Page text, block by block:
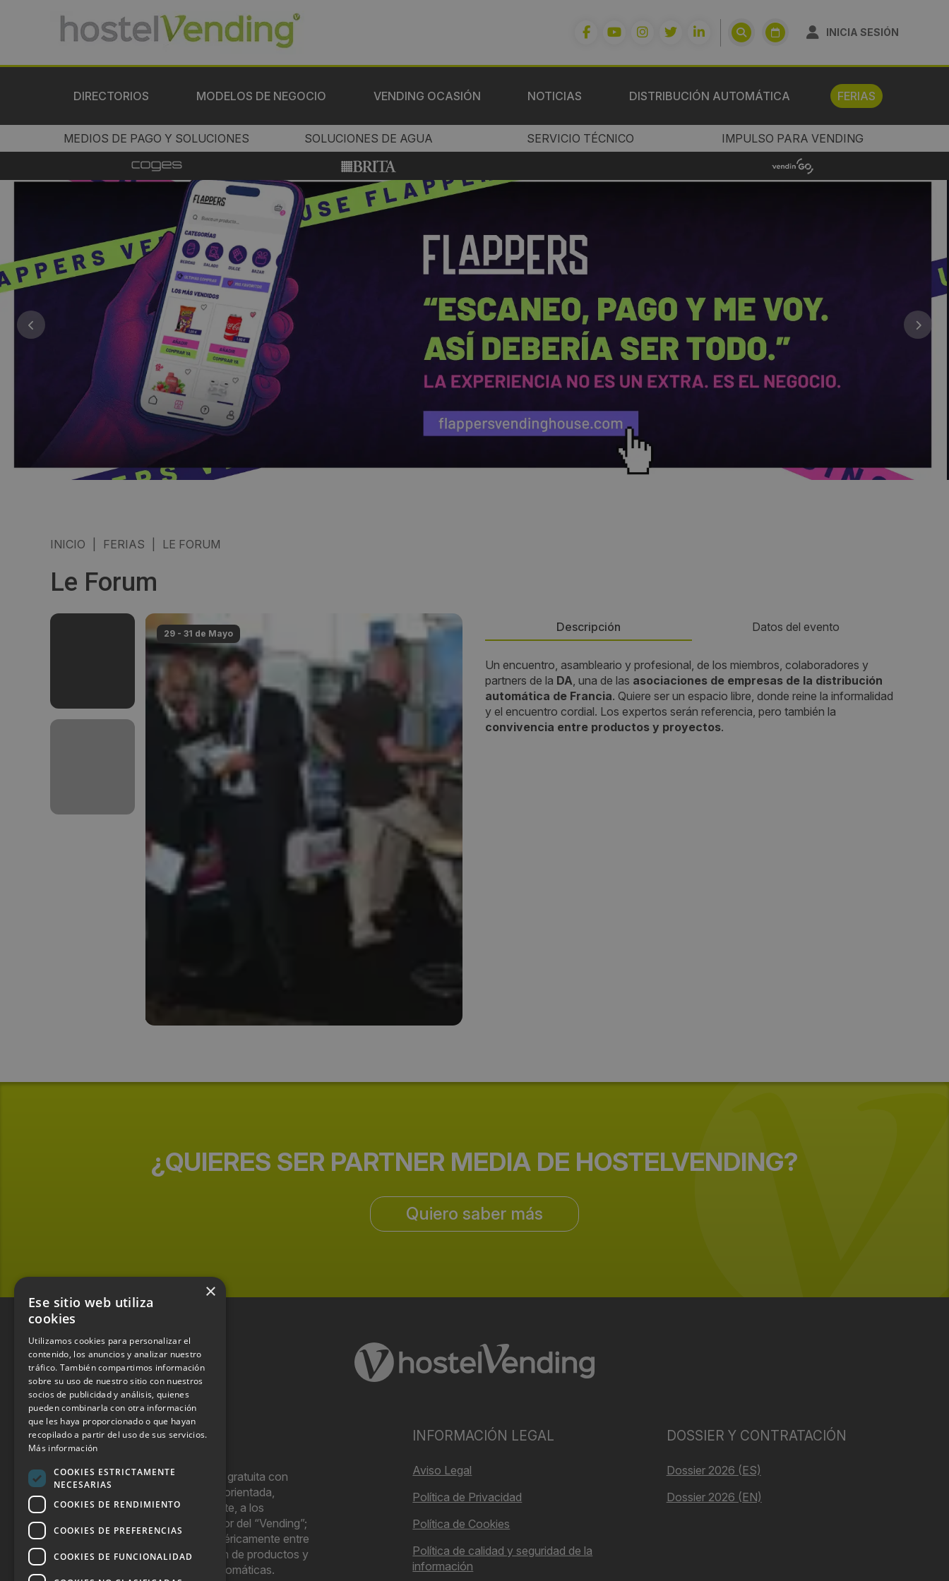
INICIA SESIÓN
DIRECTORIOS MODELOS DE NEGOCIO VENDING OCASIÓN NOTICIAS DISTRIBUCIÓN AUTOMÁTICA FERIAS
MEDIOS DE PAGO Y SOLUCIONES SOLUCIONES DE AGUA SERVICIO TÉCNICO IMPULSO PARA VENDING
INICIO FERIAS LE FORUM
Le Forum
29 - 31 de Mayo Descripción Datos del evento
Un encuentro, asambleario y profesional, de los miembros, colaboradores y
partners de la DA, una de las asociaciones de empresas de la distribución
automática de Francia. Quiere ser un espacio libre, donde reine la informalidad
y el encuentro cordial. Los expertos serán referencia, pero también la
convivencia entre productos y proyectos.
País:
France
Fechas:
2013-05-29 / 2013-05-31
¿QUIERES SER PARTNER MEDIA DE HOSTELVENDING?
Quiero saber más
Hostel Vending es una publicación gratuita con
periodicidad bimensual y que está orientada,
principal, aunque no exclusivamente, a los
profesionales y empresas del sector del “Vending”;
nombre con el que se conoce genéricamente entre
profesionales a la comercialización de productos y
servicios a través de máquinas automáticas.
INFORMACIÓN LEGAL
Aviso Legal
Política de Privacidad
Política de Cookies
Política de calidad y seguridad de la
información
DOSSIER Y CONTRATACIÓN
Dossier 2026 (ES)
Dossier 2026 (EN)
×
Ese sitio web utiliza
cookies
Utilizamos cookies para personalizar el
contenido, los anuncios y analizar nuestro
tráfico. También compartimos información
sobre su uso de nuestro sitio con nuestros
socios de publicidad y análisis, quienes
pueden combinarla con otra información
que les haya proporcionado o que hayan
recopilado a partir del uso de sus servicios.
Más información
COOKIES ESTRICTAMENTE
NECESARIAS
COOKIES DE RENDIMIENTO
COOKIES DE PREFERENCIAS
COOKIES DE FUNCIONALIDAD